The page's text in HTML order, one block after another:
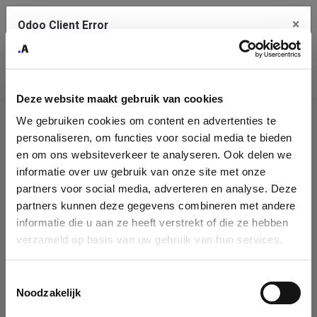
Deze website maakt gebruik van cookies
We gebruiken cookies om content en advertenties te
personaliseren, om functies voor social media te bieden
en om ons websiteverkeer te analyseren. Ook delen we
informatie over uw gebruik van onze site met onze
partners voor social media, adverteren en analyse. Deze
partners kunnen deze gegevens combineren met andere
informatie die u aan ze heeft verstrekt of die ze hebben
verzameld op basis van uw gebruik van hun services.
Noodzakelijk
Company
Identification
Please fill in your company details
You can search a company in our database by name, VAT or
enterprise ID. When a company is selected it will auto-complete the
form. If you don't find your company in our database, you can create
Odoo Client Error ×
service.
See details
Ok